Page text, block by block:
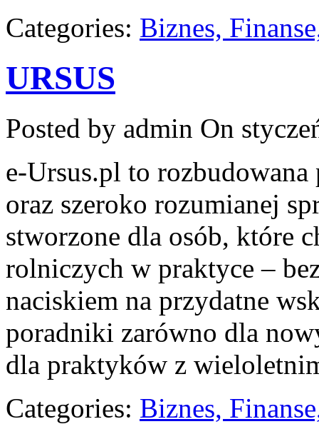
Categories: Biznes,
URSUS
Posted by admin On
e-Ursus.pl to
oraz szeroko rozumianej
stworzone dla osób, które
rolniczych w praktyce –
naciskiem na przydatne
poradniki zarówno dla
dla praktyków z
Categories: Biznes,